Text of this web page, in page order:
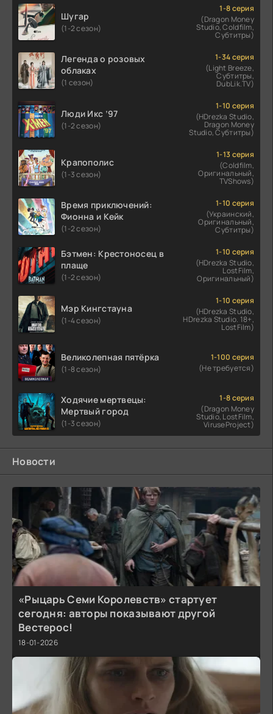
Шугар
(1-2 сезон)
1-8 серия
(Dragon Money
Studio, Coldfilm,
Субтитры)
Легенда о розовых
облаках
(1 сезон)
1-34 серия
(Light Breeze,
Субтитры,
DubLik.TV)
Люди Икс ’97
(1-2 сезон)
1-10 серия
(HDrezka Studio,
Dragon Money
Studio, Субтитры)
Крапополис
(1-3 сезон)
1-13 серия
(Coldfilm,
Оригинальный,
TVShows)
Время приключений:
Фионна и Кейк
(1-2 сезон)
1-10 серия
(Украинский,
Оригинальный,
Субтитры)
Бэтмен: Крестоносец в
плаще
(1-2 сезон)
1-10 серия
(HDrezka Studio,
LostFilm,
Оригинальный)
Мэр Кингстауна
(1-4 сезон)
1-10 серия
(HDrezka Studio,
HDrezka Studio. 18+,
LostFilm)
Великолепная пятёрка
(1-8 сезон)
1-100 серия
(Не требуется)
Ходячие мертвецы:
Мертвый город
(1-3 сезон)
1-8 серия
(Dragon Money
Studio, LostFilm,
ViruseProject)
Новости
«Рыцарь Семи Королевств» стартует
сегодня: авторы показывают другой
Вестерос!
18-01-2026